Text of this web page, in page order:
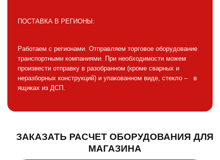
ПОСТАВКА В РЕГИОНЫ:
Работаем с регионами. Отправляем торговое оборудование
транспортными компаниями. При необходимости можем
произвести отправку в разобранном (кроме сварных и
неразборных конструкций) и упакованном виде, стекло – в
ящиках из ДСП.
ЗАКАЗАТЬ РАСЧЕТ ОБОРУДОВАНИЯ ДЛЯ
МАГАЗИНА